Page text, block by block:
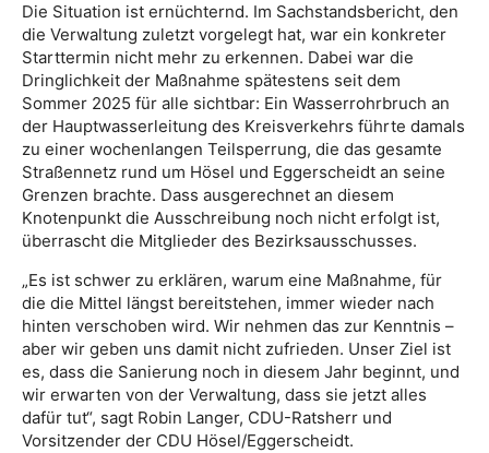
Die Situation ist ernüchternd. Im Sachstandsbericht, den
die Verwaltung zuletzt vorgelegt hat, war ein konkreter
Starttermin nicht mehr zu erkennen. Dabei war die
Dringlichkeit der Maßnahme spätestens seit dem
Sommer 2025 für alle sichtbar: Ein Wasserrohrbruch an
der Hauptwasserleitung des Kreisverkehrs führte damals
zu einer wochenlangen Teilsperrung, die das gesamte
Straßennetz rund um Hösel und Eggerscheidt an seine
Grenzen brachte. Dass ausgerechnet an diesem
Knotenpunkt die Ausschreibung noch nicht erfolgt ist,
überrascht die Mitglieder des Bezirksausschusses.
„Es ist schwer zu erklären, warum eine Maßnahme, für
die die Mittel längst bereitstehen, immer wieder nach
hinten verschoben wird. Wir nehmen das zur Kenntnis –
aber wir geben uns damit nicht zufrieden. Unser Ziel ist
es, dass die Sanierung noch in diesem Jahr beginnt, und
wir erwarten von der Verwaltung, dass sie jetzt alles
dafür tut“, sagt Robin Langer, CDU-Ratsherr und
Vorsitzender der CDU Hösel/Eggerscheidt.